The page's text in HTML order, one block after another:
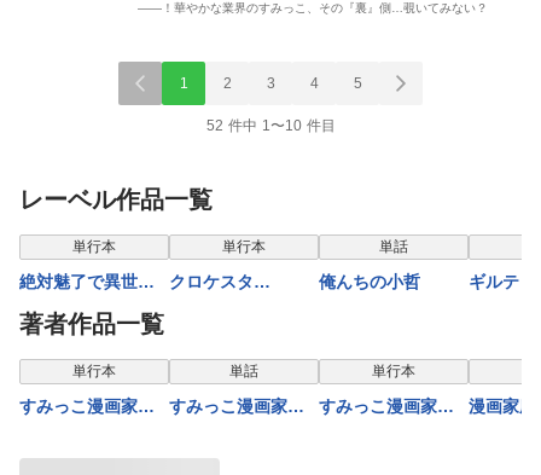
――！華やかな業界のすみっこ、その『裏』側…覗いてみない？
1 2 3 4 5
52 件中 1〜10 件目
レーベル作品一覧
表示制限中
単行本
絶対魅了で異世界
攻略！～高慢女わ
からせハーレム計
画～【電子単行
本】2巻
単行本
クロケスタ
行本】1巻
単話
俺んちの小哲
ギルテ
著者作品一覧
単行本
すみっこ漫画家の
件簿【合本版】1巻
単話
すみっこ漫画家の
件簿(5)
単行本
すみっこ漫画家の
漫画家庭